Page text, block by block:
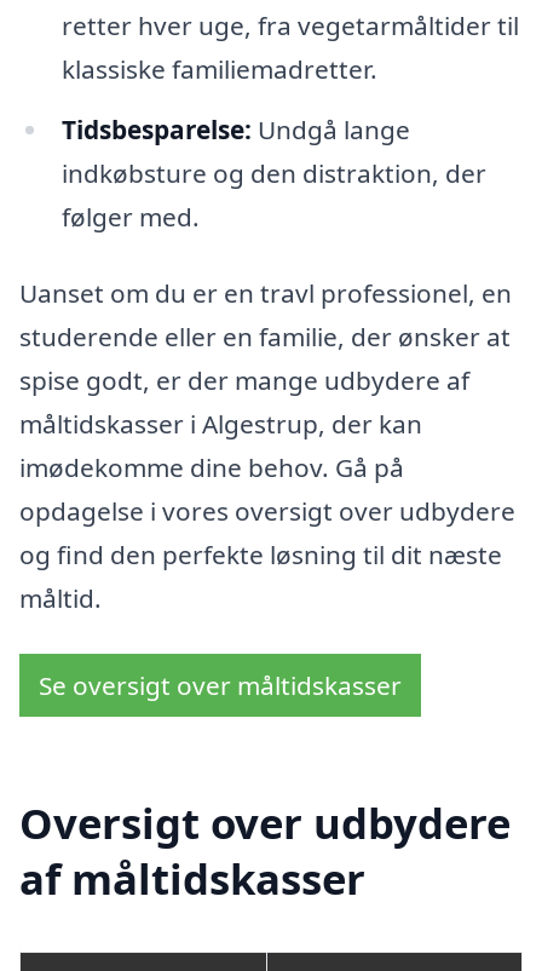
retter hver uge, fra vegetarmåltider til
klassiske familiemadretter.
Tidsbesparelse: Undgå lange
indkøbsture og den distraktion, der
følger med.
Uanset om du er en travl professionel, en
studerende eller en familie, der ønsker at
spise godt, er der mange udbydere af
måltidskasser i Algestrup, der kan
imødekomme dine behov. Gå på
opdagelse i vores oversigt over udbydere
og find den perfekte løsning til dit næste
måltid.
Se oversigt over måltidskasser
Oversigt over udbydere
af måltidskasser